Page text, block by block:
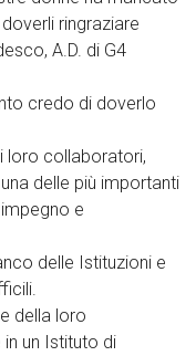
ringraziare
A.D. di G4
credo di doverlo
loro collaboratori,
delle più importanti
e
delle Istituzioni e
della loro
un Istituto di